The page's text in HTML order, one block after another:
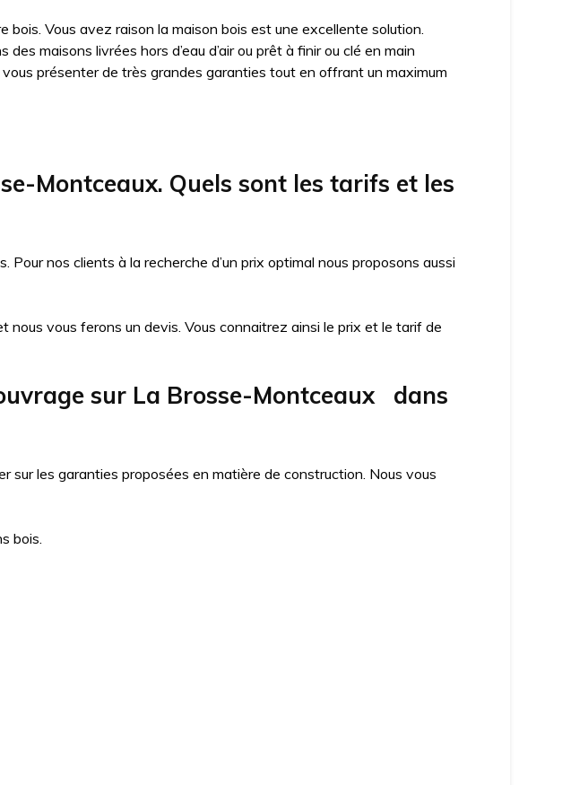
Vous avez raison la maison bois est une excellente solution.
maisons livrées hors d’eau d’air ou prêt à finir ou clé en main
présenter de très grandes garanties tout en offrant un maximum
Montceaux. Quels sont les tarifs et les
nos clients à la recherche d’un prix optimal nous proposons aussi
nous vous ferons un devis. Vous connaitrez ainsi le prix et le tarif de
sur La Brosse-Montceaux dans
sur les garanties proposées en matière de construction. Nous vous
bois.